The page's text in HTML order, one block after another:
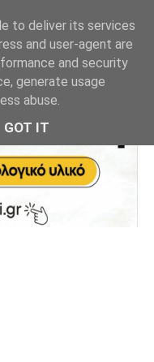
to deliver its services
and user-agent are
and security
generate usage
abuse.
GOT IT